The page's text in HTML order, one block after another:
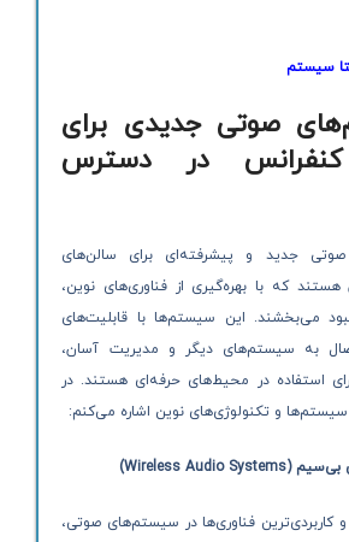
سیستم
صوتی جدیدی برای
کنفرانس در دسترس
جدید و پیشرفته‌ای برای سالن‌های
که با بهره‌گیری از فناوری‌های نوین،
می‌بخشند. این سیستم‌ها با قابلیت‌های
به سیستم‌های دیگر و مدیریت آسان،
استفاده در محیط‌های حرفه‌ای هستند. در
سیستم‌ها و تکنولوژی‌های نوین اشاره می‌کنم:
بی‌سیم (Wireless Audio Systems)
کاربردی‌ترین فناوری‌ها در سیستم‌های صوتی،